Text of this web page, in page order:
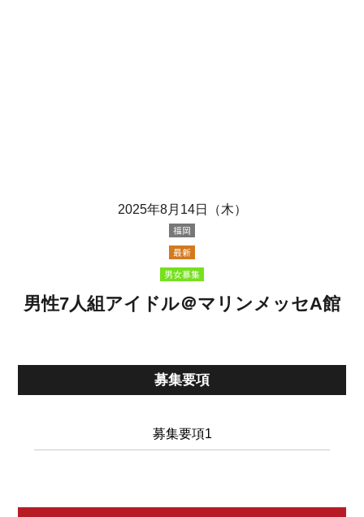
2025年8月14日（木）
福岡
最新
男女募集
男性7人組アイドル＠マリンメッセA館
募集要項
募集要項